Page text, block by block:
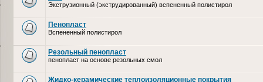
Экструзионный (экструдированный) вспененный полистирол
Пенопласт
Вспененный полистирол
Резольный пенопласт
пенопласт на основе резольных смол
Жидко-керамические теплоизоляционные покрытия